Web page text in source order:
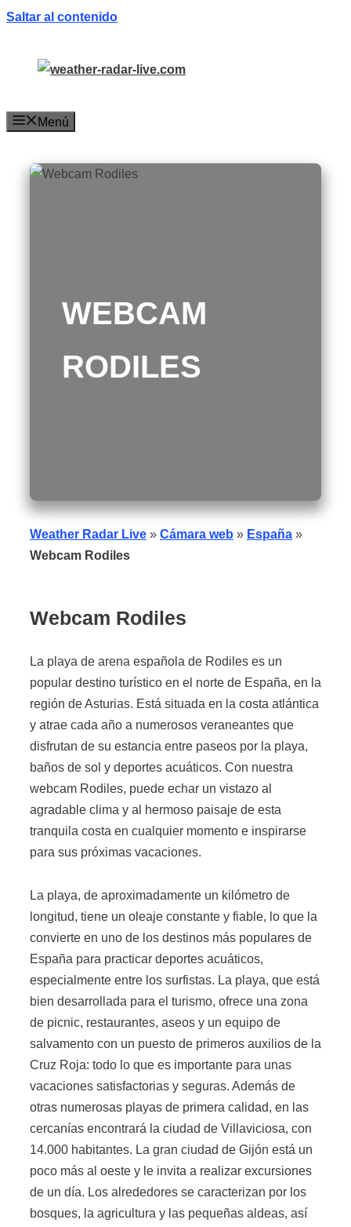
Saltar al contenido
Menú
WEBCAM
RODILES
Weather Radar Live » Cámara web » España »
Webcam Rodiles
Webcam Rodiles
La playa de arena española de Rodiles es un
popular destino turístico en el norte de España, en la
región de Asturias. Está situada en la costa atlántica
y atrae cada año a numerosos veraneantes que
disfrutan de su estancia entre paseos por la playa,
baños de sol y deportes acuáticos. Con nuestra
webcam Rodiles, puede echar un vistazo al
agradable clima y al hermoso paisaje de esta
tranquila costa en cualquier momento e inspirarse
para sus próximas vacaciones.
La playa, de aproximadamente un kilómetro de
longitud, tiene un oleaje constante y fiable, lo que la
convierte en uno de los destinos más populares de
España para practicar deportes acuáticos,
especialmente entre los surfistas. La playa, que está
bien desarrollada para el turismo, ofrece una zona
de picnic, restaurantes, aseos y un equipo de
salvamento con un puesto de primeros auxilios de la
Cruz Roja: todo lo que es importante para unas
vacaciones satisfactorias y seguras. Además de
otras numerosas playas de primera calidad, en las
cercanías encontrará la ciudad de Villaviciosa, con
14.000 habitantes. La gran ciudad de Gijón está un
poco más al oeste y le invita a realizar excursiones
de un día. Los alrededores se caracterizan por los
bosques, la agricultura y las pequeñas aldeas, así